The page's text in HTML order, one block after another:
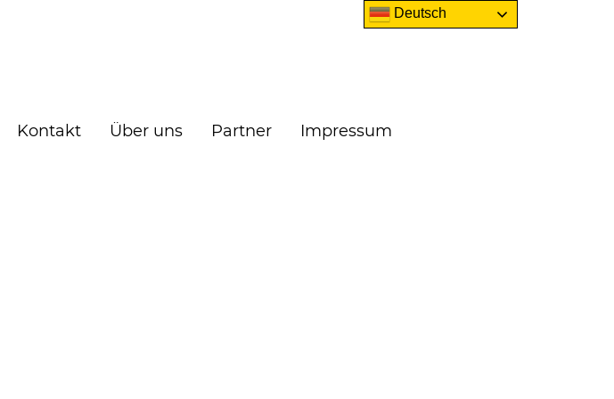
Kontakt Über uns Partner Impressum
Deutsch